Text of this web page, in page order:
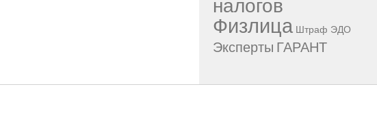
Физлица Штраф ЭДО
Эксперты ГАРАНТ